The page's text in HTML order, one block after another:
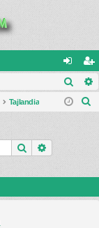
al
og
ar
ej
Tajlandia
j
Szukaj